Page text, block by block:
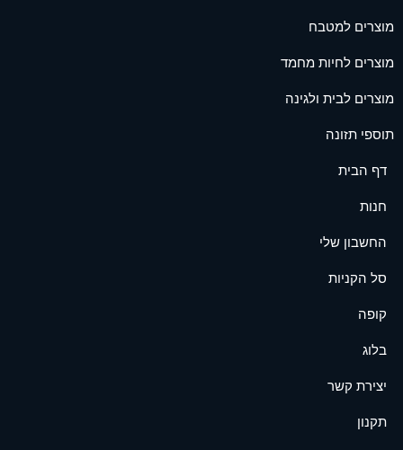
מוצרים למטבח
מוצרים לחיות מחמד
מוצרים לבית ולגינה
תוספי תזונה
דף הבית
חנות
החשבון שלי
סל הקניות
קופה
בלוג
יצירת קשר
תקנון